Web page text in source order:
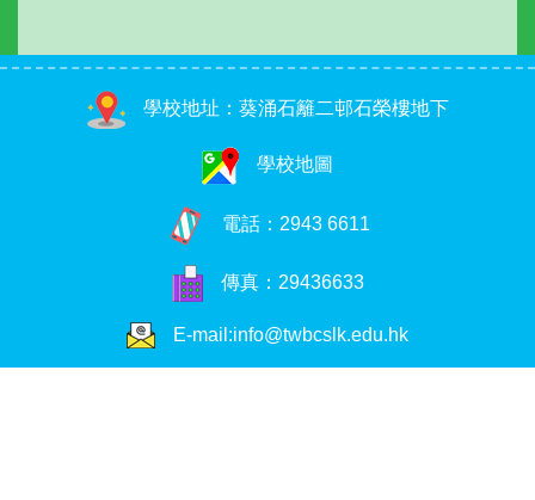
學校地址：葵涌石籬二邨石榮樓地下
學校地圖
電話： 2943 6611
傳真：29436633
E-mail:info@twbcslk.edu.hk